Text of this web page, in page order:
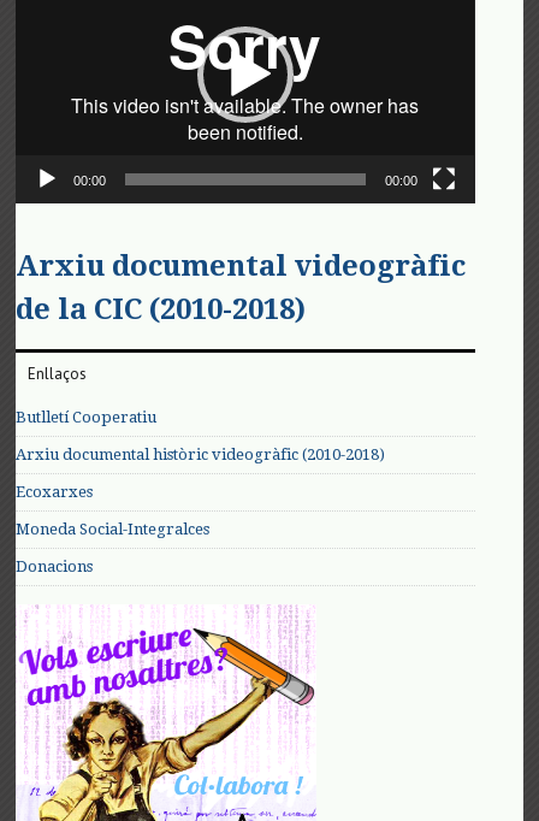
00:00 00:00
Arxiu documental videogràfic
de la CIC (2010-2018)
Enllaços
Butlletí Cooperatiu
Arxiu documental històric videogràfic (2010-2018)
Ecoxarxes
Moneda Social-Integralces
Donacions